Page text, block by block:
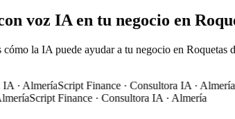
voz IA en tu negocio en
la IA puede ayudar a tu negocio en Roquetas
AlmeríaScript Finance · Consultora IA · Almería
Script Finance · Consultora IA · Almería